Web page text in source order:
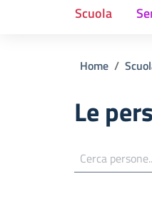
Scuola
Home
Le
Cerca persone...